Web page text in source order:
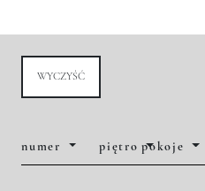
WYCZYŚĆ
numer piętro pokoje